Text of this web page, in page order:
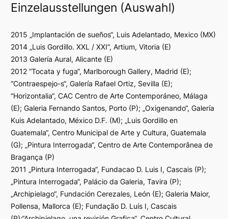
Einzelausstellungen (Auswahl)
2015 „Implantación de sueños“, Luis Adelantado, Mexico (MX)
2014 „Luis Gordillo. XXL / XXI“, Artium, Vitoria (E)
2013 Galería Aural, Alicante (E)
2012 “Tocata y fuga“, Marlborough Gallery, Madrid (E);
“Contraespejo-s“, Galería Rafael Ortiz, Sevilla (E);
“Horizontalia“, CAC Centro de Arte Contemporáneo, Málaga
(E); Galeria Fernando Santos, Porto (P); „Oxigenando“, Galería
Kuis Adelantado, México D.F. (M); „Luis Gordillo en
Guatemala“, Centro Municipal de Arte y Cultura, Guatemala
(G); „Pintura Interrogada“, Centro de Arte Contemporânea de
Bragança (P)
2011 „Pintura Interrogada“, Fundacao D. Luis I, Cascais (P);
„Pintura Interrogada“, Palácio da Galeria, Tavira (P);
„Archipielago“, Fundación Cerezales, León (E); Galeria Maior,
Pollensa, Mallorca (E); Fundação D. Luís I, Cascais